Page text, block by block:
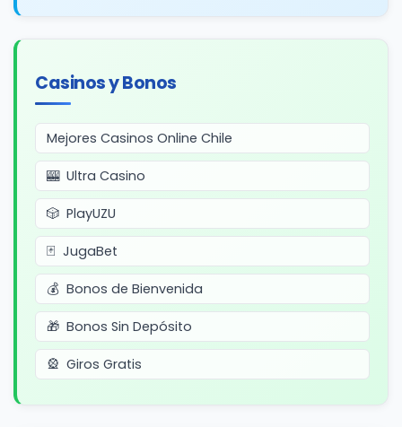
Casinos y Bonos
Mejores Casinos Online Chile
Ultra Casino
PlayUZU
JugaBet
Bonos de Bienvenida
Bonos Sin Depósito
Giros Gratis